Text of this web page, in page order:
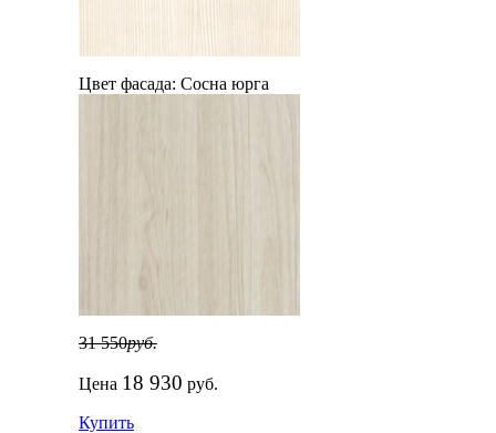
Цвет фасада: Сосна юрга
31 550руб.
Цена 18 930 руб.
Купить